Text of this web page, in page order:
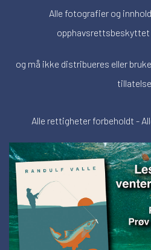
Alle fotografier og
opphavsrettsbeskyttet
og må ikke distribueres eller
Alle rettigheter forbeholdt -